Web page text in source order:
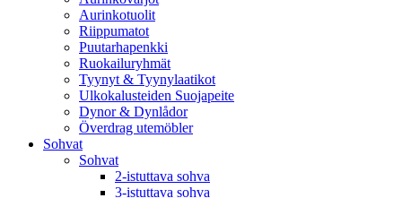
Aurinkotuolit
Riippumatot
Puutarhapenkki
Ruokailuryhmät
Tyynyt & Tyynylaatikot
Ulkokalusteiden Suojapeite
Dynor & Dynlådor
Överdrag utemöbler
Sohvat
Sohvat
2-istuttava sohva
3-istuttava sohva